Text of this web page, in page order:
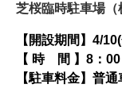
芝桜臨時駐車場（
【開設期間】 4/
【 時 間 】8：
【駐車料金】普